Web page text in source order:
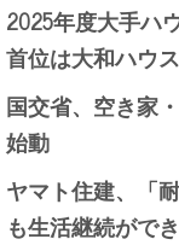
2025年度大手ハ
首位は大和ハウ
国交省、空き家
始動
ヤマト住建、「
も生活継続がで